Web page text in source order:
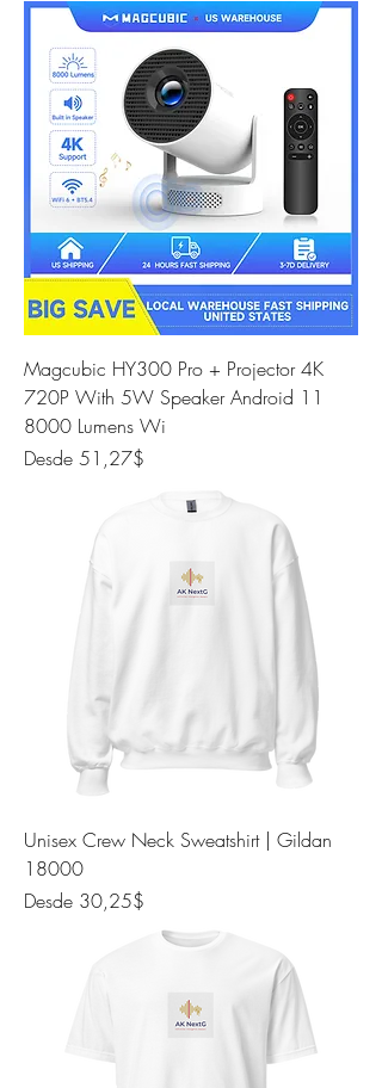
Magcubic HY300 Pro + Projector 4K
720P With 5W Speaker Android 11
8000 Lumens Wi
Desde 51,27$
Precio de oferta
Unisex Crew Neck Sweatshirt | Gildan
18000
Desde 30,25$
Precio de oferta